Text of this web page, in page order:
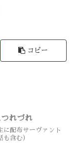
コピー
れづれ
に配布サーヴァント
も含む）